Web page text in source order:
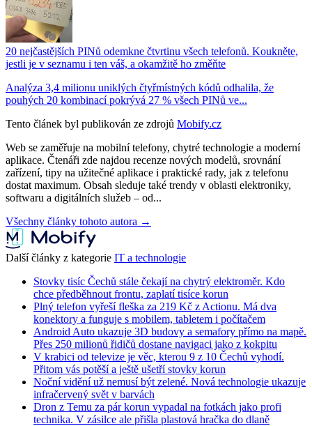
20 nejčastějších PINů odemkne čtvrtinu všech telefonů. Koukněte,
jestli je v seznamu i ten váš, a okamžitě ho změňte
Analýza 3,4 milionu uniklých čtyřmístných kódů odhalila, že
pouhých 20 kombinací pokrývá 27 % všech PINů ve...
Tento článek byl publikován ze zdrojů Mobify.cz
Web se zaměřuje na mobilní telefony, chytré technologie a moderní
aplikace. Čtenáři zde najdou recenze nových modelů, srovnání
zařízení, tipy na užitečné aplikace i praktické rady, jak z telefonu
dostat maximum. Obsah sleduje také trendy v oblasti elektroniky,
softwaru a digitálních služeb – od...
Všechny články tohoto autora →
Další články z kategorie IT a technologie
Stovky tisíc Čechů stále čekají na chytrý elektroměr. Kdo
chce předběhnout frontu, zaplatí tisíce korun
Plný telefon vyřeší fleška za 219 Kč z Actionu. Má dva
konektory a funguje s mobilem, tabletem i počítačem
Android Auto ukazuje 3D budovy a semafory přímo na mapě.
Přes 250 milionů řidičů dostane navigaci jako z kokpitu
V krabici od televize je věc, kterou 9 z 10 Čechů vyhodí.
Přitom vás potěší a ještě ušetří stovky korun
Noční vidění už nemusí být zelené. Nová technologie ukazuje
infračervený svět v barvách
Dron z Temu za pár korun vypadal na fotkách jako profi
technika. V zásilce ale přišla plastová hračka do dlaně